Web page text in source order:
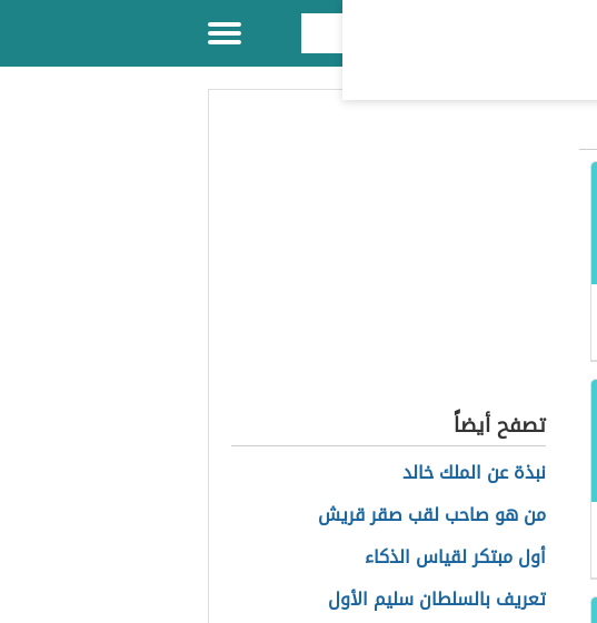
تصفح أيضاً
نبذة عن الملك خالد
من هو صاحب لقب صقر قريش
أول مبتكر لقياس الذكاء
تعريف بالسلطان سليم الأول